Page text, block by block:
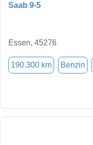
Saab 9-5
Essen, 45276
190.300 km Benzin